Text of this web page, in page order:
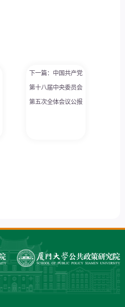
下一篇：中国共产党
第十八届中央委员会
第五次全体会议公报